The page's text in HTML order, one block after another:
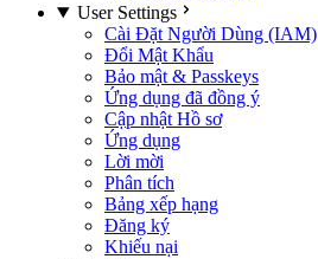
User Settings
Cài Đặt Người Dùng (IAM)
Đổi Mật Khẩu
Bảo mật & Passkeys
Ứng dụng đã đồng ý
Cập nhật Hồ sơ
Ứng dụng
Lời mời
Phân tích
Bảng xếp hạng
Đăng ký
Khiếu nại